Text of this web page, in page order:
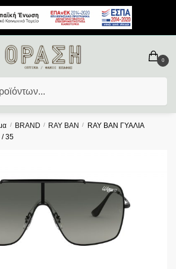
0
/ BRAND / RAY BAN /
RAY BAN ΓΥΑΛΙΑ
/ 35